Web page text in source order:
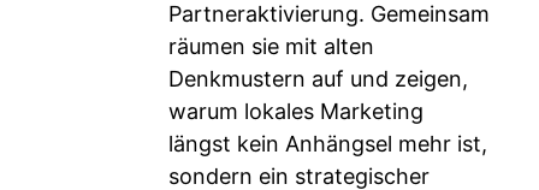
Partneraktivierung. Gemeinsam
räumen sie mit alten
Denkmustern auf und zeigen,
warum lokales Marketing
längst kein Anhängsel mehr ist,
sondern ein strategischer